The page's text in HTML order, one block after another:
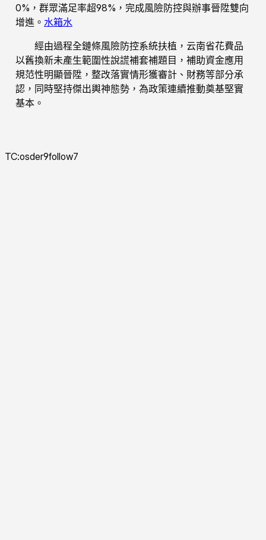
0%，群眾滿足率超98%，完成風險防控與辦事晉陞雙向
增進。 水箱水
經由過程全鏈條風險防控系統扶植，云南省花費品
以舊換新未產生範圍性說謊補套補題目，補助資金應用
規范性明顯晉陞，整改落實情形獲審計、財務等部分承
認，同時堅持傑出輿神態勢，為政策連續推動奠基堅實
基本。
TC:osder9follow7